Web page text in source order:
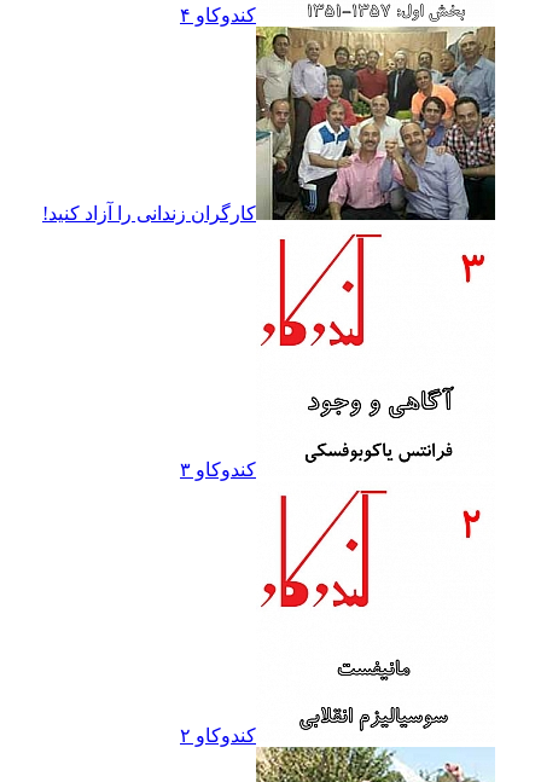
کندوکاو ۴
کارگران زندانى را آزاد کنيد!
کندوکاو ۳
کندوکاو ۲